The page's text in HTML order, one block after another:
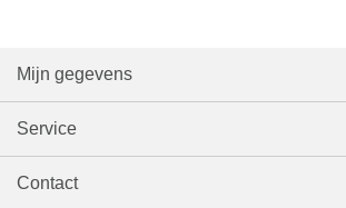
Mijn gegevens
Service
Contact